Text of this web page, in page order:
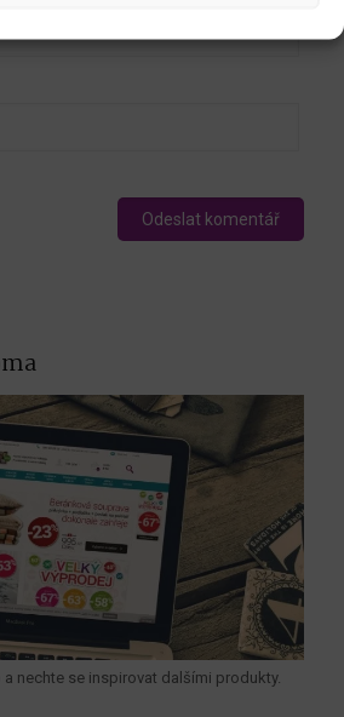
a nechte se inspirovat dalšími produkty.